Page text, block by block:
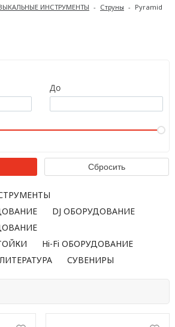
ИНСТРУМЕНТЫ - Струны - Pyramid
До
DJ ОБОРУДОВАНИЕ
Hi-Fi ОБОРУДОВАНИЕ
ЛИТЕРАТУРА СУВЕНИРЫ